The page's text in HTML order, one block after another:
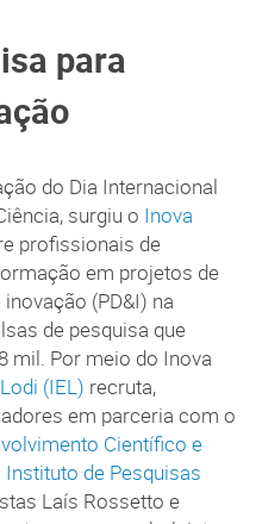
para
do Dia Internacional
surgiu o Inova
profissionais de
em projetos de
(PD&I) na
de pesquisa que
mil. Por meio do Inova
(IEL) recruta,
em parceria com o
Científico e
Instituto de Pesquisas
Laís Rossetto e